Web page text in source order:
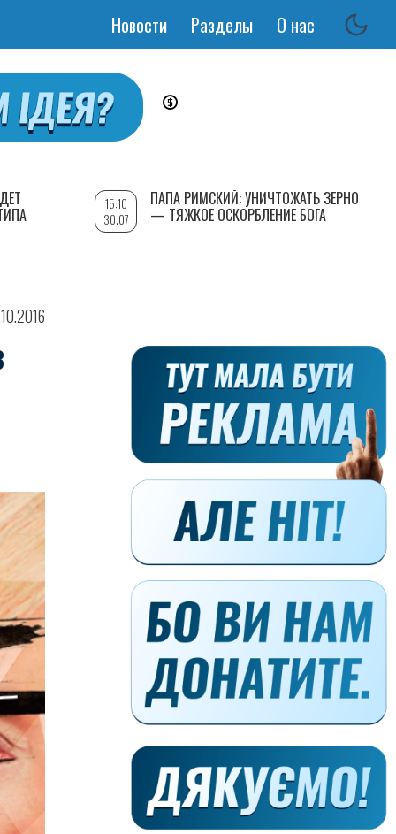
Основная
Новости Разделы О нас
15:10
30.07
ПАПА РИМСКИЙ: УНИЧТОЖАТЬ ЗЕРНО
— ТЯЖКОЕ ОСКОРБЛЕНИЕ БОГА